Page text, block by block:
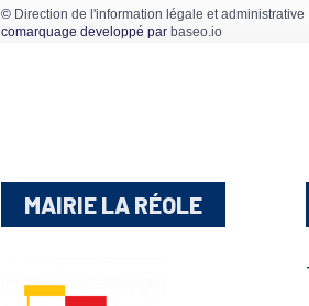
© Direction de l'information légale et administrative
comarquage developpé parbaseo.io
MAIRIE LA RÉOLE